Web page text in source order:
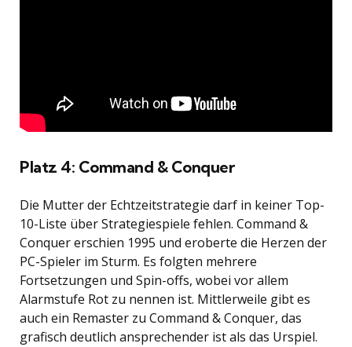
Platz 4: Command & Conquer
Die Mutter der Echtzeitstrategie darf in keiner Top-
10-Liste über Strategiespiele fehlen. Command &
Conquer erschien 1995 und eroberte die Herzen der
PC-Spieler im Sturm. Es folgten mehrere
Fortsetzungen und Spin-offs, wobei vor allem
Alarmstufe Rot zu nennen ist. Mittlerweile gibt es
auch ein Remaster zu Command & Conquer, das
grafisch deutlich ansprechender ist als das Urspiel.